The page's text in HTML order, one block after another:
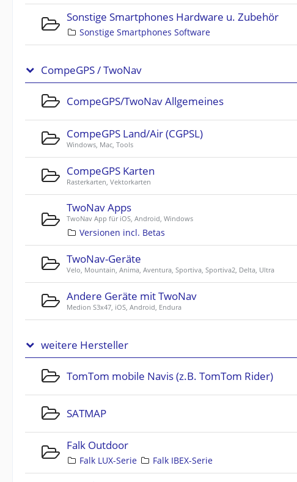
Sonstige Smartphones Hardware u. Zubehör
Sonstige Smartphones Software
CompeGPS / TwoNav
CompeGPS/TwoNav Allgemeines
CompeGPS Land/Air (CGPSL)
Windows, Mac, Tools
CompeGPS Karten
Rasterkarten, Vektorkarten
TwoNav Apps
TwoNav App für iOS, Android, Windows
Versionen incl. Betas
TwoNav-Geräte
Velo, Mountain, Anima, Aventura, Sportiva, Sportiva2, Delta, Ultra
Andere Geräte mit TwoNav
Medion S3x47, iOS, Android, Endura
weitere Hersteller
TomTom mobile Navis (z.B. TomTom Rider)
SATMAP
Falk Outdoor
Falk LUX-Serie Falk IBEX-Serie